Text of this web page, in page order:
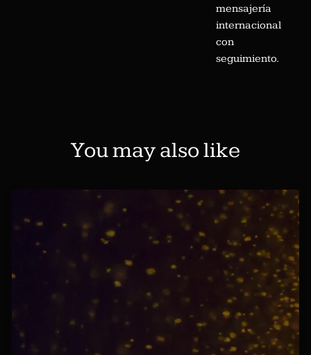
mensajería
internacional
con
seguimiento.
You may also like